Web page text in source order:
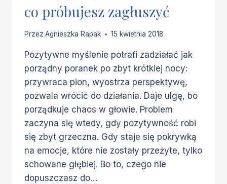
co próbujesz zagłuszyć
Przez Agnieszka Rapak 15 kwietnia 2018
Pozytywne myślenie potrafi zadziałać jak
porządny poranek po zbyt krótkiej nocy:
przywraca pion, wyostrza perspektywę,
pozwala wrócić do działania. Daje ulgę, bo
porządkuje chaos w głowie. Problem
zaczyna się wtedy, gdy pozytywność robi
się zbyt grzeczna. Gdy staje się pokrywką
na emocje, które nie zostały przeżyte, tylko
schowane głębiej. Bo to, czego nie
dopuszczasz do…